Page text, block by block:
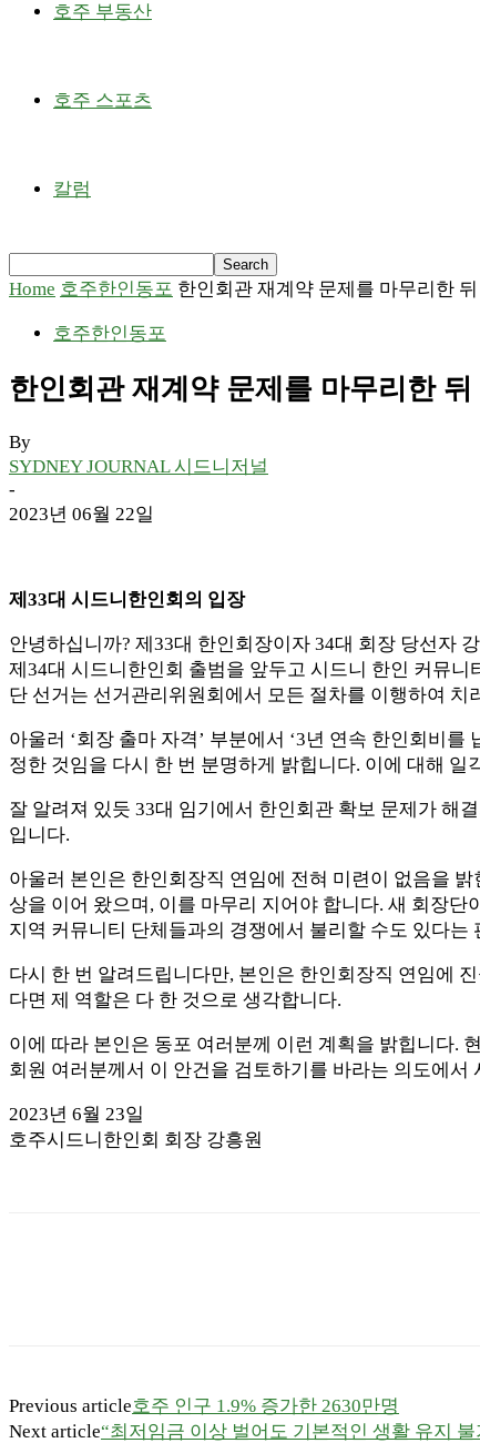
호주 부동산
호주 스포츠
칼럼
Home 호주한인동포 한인회관 재계약 문제를 마무리한
호주한인동포
한인회관 재계약 문제를 마무리한
By
SYDNEY JOURNAL 시드니저널
-
2023년 06월 22일
제33대 시드니한인회의 입장
안녕하십니까? 제33대 한인회장이자 34대 회장 당선자
제34대 시드니한인회 출범을 앞두고 시드니 한인 커뮤
단 선거는 선거관리위원회에서 모든 절차를 이행하여
아울러 ‘회장 출마 자격’ 부분에서 ‘3년 연속 한인회비
정한 것임을 다시 한 번 분명하게 밝힙니다. 이에 대해 일
잘 알려져 있듯 33대 임기에서 한인회관 확보 문제가 해
입니다.
아울러 본인은 한인회장직 연임에 전혀 미련이 없음을
상을 이어 왔으며, 이를 마무리 지어야 합니다. 새 회장
지역 커뮤니티 단체들과의 경쟁에서 불리할 수도 있다는
다시 한 번 알려드립니다만, 본인은 한인회장직 연임에
다면 제 역할은 다 한 것으로 생각합니다.
이에 따라 본인은 동포 여러분께 이런 계획을 밝힙니다.
회원 여러분께서 이 안건을 검토하기를 바라는 의도에서
2023년 6월 23일
호주시드니한인회 회장 강흥원
Previous article호주 인구 1.9% 증가한 2630만명
Next article“최저임금 이상 벌어도 기본적인 생활 유지 불